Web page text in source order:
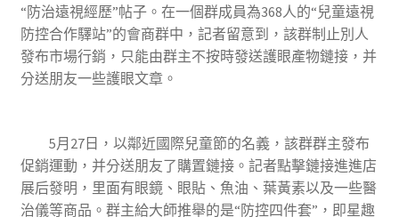
“防治遠視經歷”帖子。在一個群成員為368人的“兒童遠視
防控合作驛站”的會商群中，記者留意到，該群制止別人
發布市場行銷，只能由群主不按時發送護眼產物鏈接，并
分送朋友一些護眼文章。
5月27日，以鄰近國際兒童節的名義，該群群主發布
促銷運動，并分送朋友了購置鏈接。記者點擊鏈接進進店
展后發明，里面有眼鏡、眼貼、魚油、葉黃素以及一些醫
治儀等商品。群主給大師推舉的是“防控四件套”，即星趣